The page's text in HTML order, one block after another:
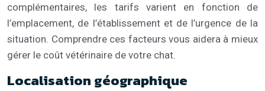
complémentaires, les tarifs varient en fonction de
l’emplacement, de l’établissement et de l’urgence de la
situation. Comprendre ces facteurs vous aidera à mieux
gérer le coût vétérinaire de votre chat.
Localisation géographique